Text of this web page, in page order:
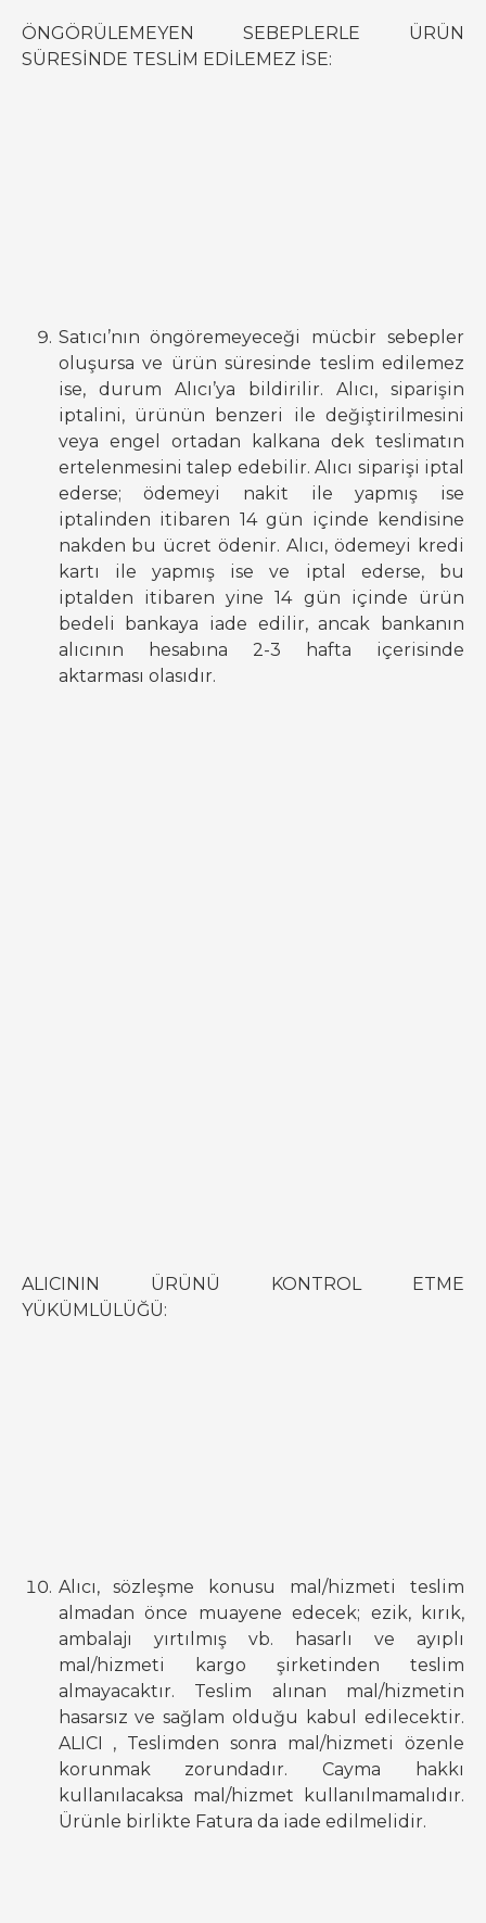
ÖNGÖRÜLEMEYEN SEBEPLERLE ÜRÜN
SÜRESİNDE TESLİM EDİLEMEZ İSE:
Satıcı’nın öngöremeyeceği mücbir sebepler
oluşursa ve ürün süresinde teslim edilemez
ise, durum Alıcı’ya bildirilir. Alıcı, siparişin
iptalini, ürünün benzeri ile değiştirilmesini
veya engel ortadan kalkana dek teslimatın
ertelenmesini talep edebilir. Alıcı siparişi iptal
ederse; ödemeyi nakit ile yapmış ise
iptalinden itibaren 14 gün içinde kendisine
nakden bu ücret ödenir. Alıcı, ödemeyi kredi
kartı ile yapmış ise ve iptal ederse, bu
iptalden itibaren yine 14 gün içinde ürün
bedeli bankaya iade edilir, ancak bankanın
alıcının hesabına 2-3 hafta içerisinde
aktarması olasıdır.
ALICININ ÜRÜNÜ KONTROL ETME
YÜKÜMLÜLÜĞÜ:
Alıcı, sözleşme konusu mal/hizmeti teslim
almadan önce muayene edecek; ezik, kırık,
ambalajı yırtılmış vb. hasarlı ve ayıplı
mal/hizmeti kargo şirketinden teslim
almayacaktır. Teslim alınan mal/hizmetin
hasarsız ve sağlam olduğu kabul edilecektir.
ALICI , Teslimden sonra mal/hizmeti özenle
korunmak zorundadır. Cayma hakkı
kullanılacaksa mal/hizmet kullanılmamalıdır.
Ürünle birlikte Fatura da iade edilmelidir.